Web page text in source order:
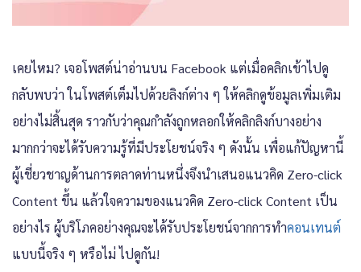
เคยไหม? เจอโพสต์น่าอ่านบน Facebook แต่เมื่อคลิกเข้าไปดู
กลับพบว่า ในโพสต์เต็มไปด้วยลิงก์ต่าง ๆ ให้คลิกดูข้อมูลเพิ่มเติม
อย่างไม่สิ้นสุด ราวกับว่าคุณกำลังถูกหลอกให้คลิกลิงก์บางอย่าง
มากกว่าจะได้รับความรู้ที่มีประโยชน์จริง ๆ ดังนั้น เพื่อแก้ปัญหานี้
ผู้เชี่ยวชาญด้านการตลาดท่านหนึ่งจึงนำเสนอแนวคิด Zero-click
Content ขึ้น แล้วใจความของแนวคิด Zero-click Content เป็น
อย่างไร ผู้บริโภคอย่างคุณจะได้รับประโยชน์จากการทำคอนเทนต์
แบบนี้จริง ๆ หรือไม่ ไปดูกัน!